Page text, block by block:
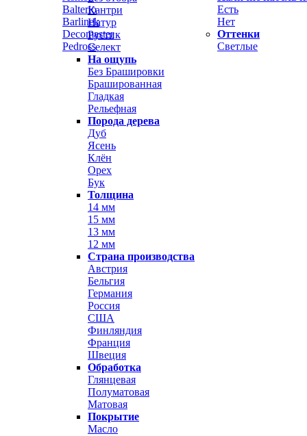
Balterio
Barlinek
Decomaster
Pedross
Есть
Нет
Оттенки
Светлые
Кантри
Натур
Рустик
Селект
На ощупь
Без Брашировки
Брашированная
Гладкая
Рельефная
Порода дерева
Дуб
Ясень
Клён
Орех
Бук
Толщина
14 мм
15 мм
13 мм
12 мм
Страна производства
Австрия
Бельгия
Германия
Россия
США
Финляндия
Франция
Швеция
Обработка
Глянцевая
Полуматовая
Матовая
Покрытие
Масло